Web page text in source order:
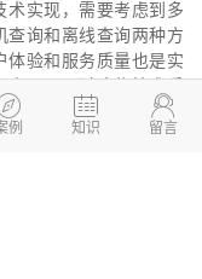
术实现，需要考虑到多
查询和离线查询两种方
体验和服务质量也是实
语词典能够满足中文学
文学习提供更加便捷和
例

知识

留言